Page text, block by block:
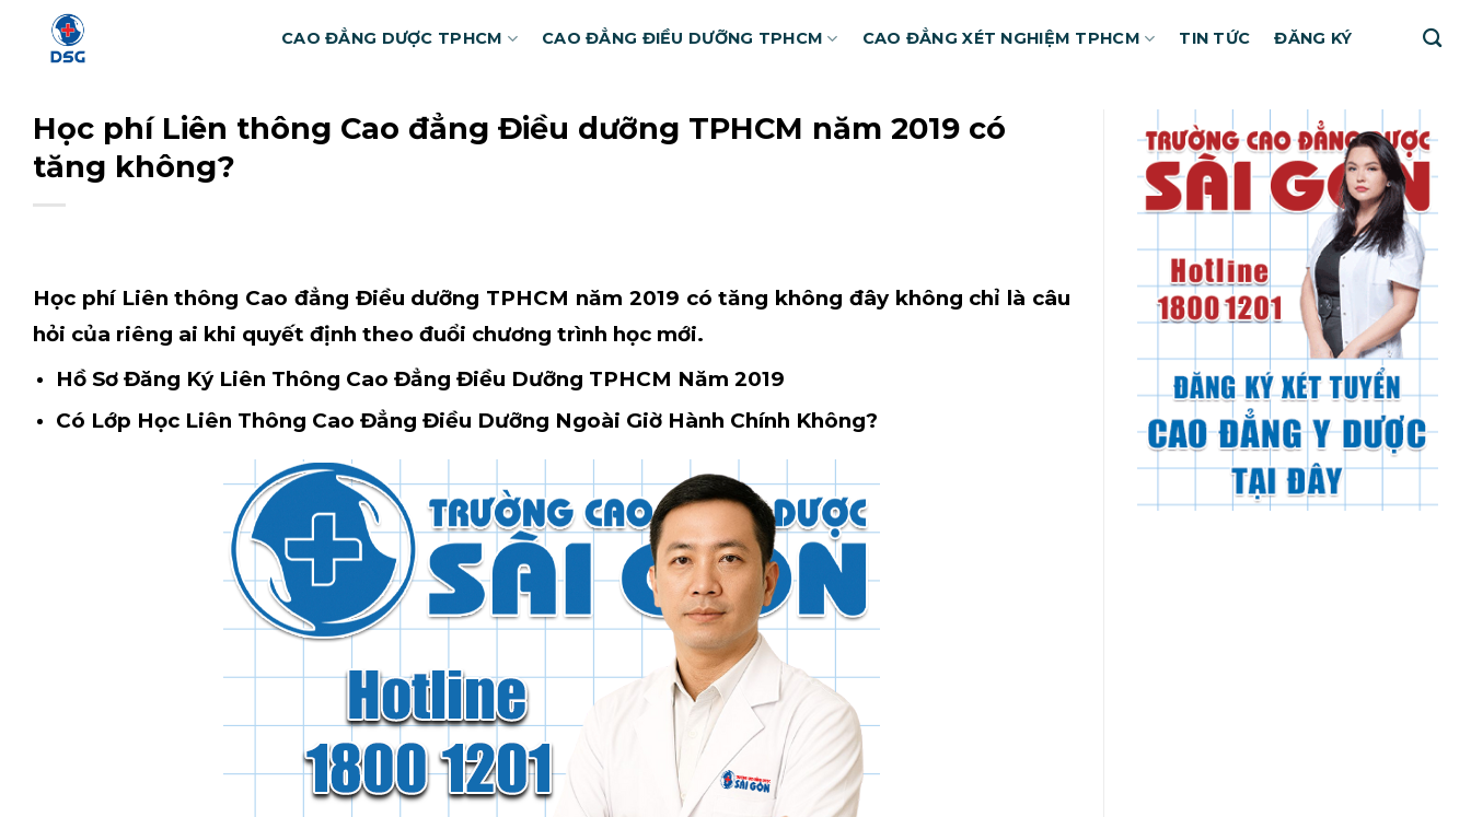
CAO ĐẲNG DƯỢC TPHCM CAO ĐẲNG ĐIỀU DƯỠNG TPHCM CAO ĐẲNG XÉT NGHIỆM TPHCM TIN TỨC ĐĂNG KÝ
Học phí Liên thông Cao đẳng Điều dưỡng TPHCM năm 2019 có
tăng không?
Học phí Liên thông Cao đẳng Điều dưỡng TPHCM năm 2019 có tăng không đây không chỉ là câu
hỏi của riêng ai khi quyết định theo đuổi chương trình học mới.
Hồ Sơ Đăng Ký Liên Thông Cao Đẳng Điều Dưỡng TPHCM Năm 2019
Có Lớp Học Liên Thông Cao Đẳng Điều Dưỡng Ngoài Giờ Hành Chính Không?